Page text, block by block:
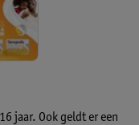
jaar. Ook geldt er een